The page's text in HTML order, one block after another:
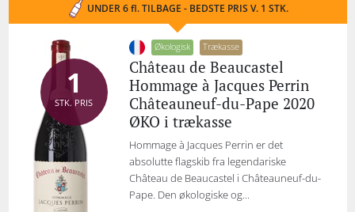
UNDER 6 fl. TILBAGE - BEDSTE PRIS V. 1 STK.
1
STK. PRIS
Økologisk Trækasse
Château de Beaucastel
Hommage à Jacques Perrin
Châteauneuf-du-Pape 2020
ØKO i trækasse
Hommage à Jacques Perrin er det
absolutte flagskib fra legendariske
Château de Beaucastel i Châteauneuf-du-
Pape. Den økologiske og...